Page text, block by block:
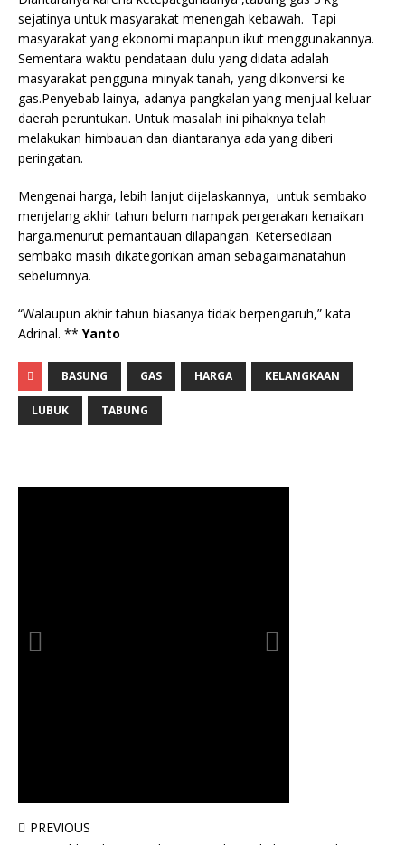
sejatinya untuk masyarakat menengah kebawah. Tapi
masyarakat yang ekonomi mapanpun ikut menggunakannya.
Sementara waktu pendataan dulu yang didata adalah
masyarakat pengguna minyak tanah, yang dikonversi ke
gas.Penyebab lainya, adanya pangkalan yang menjual keluar
daerah peruntukan. Untuk masalah ini pihaknya telah
melakukan himbauan dan diantaranya ada yang diberi
peringatan.
Mengenai harga, lebih lanjut dijelaskannya, untuk sembako
menjelang akhir tahun belum nampak pergerakan kenaikan
harga.menurut pemantauan dilapangan. Ketersediaan
sembako masih dikategorikan aman sebagaimanatahun
sebelumnya.
“Walaupun akhir tahun biasanya tidak berpengaruh,” kata
Adrinal. ** Yanto
BASUNG GAS HARGA KELANGKAAN
LUBUK TABUNG
PREVIOUS